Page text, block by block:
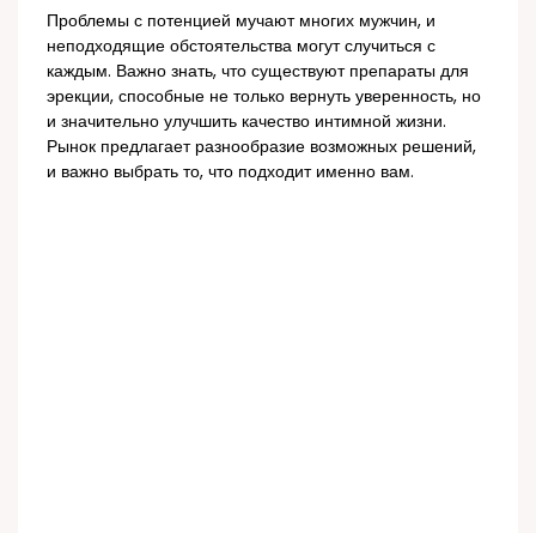
Проблемы с потенцией мучают многих мужчин, и
неподходящие обстоятельства могут случиться с
каждым. Важно знать, что существуют препараты для
эрекции, способные не только вернуть уверенность, но
и значительно улучшить качество интимной жизни.
Рынок предлагает разнообразие возможных решений,
и важно выбрать то, что подходит именно вам.